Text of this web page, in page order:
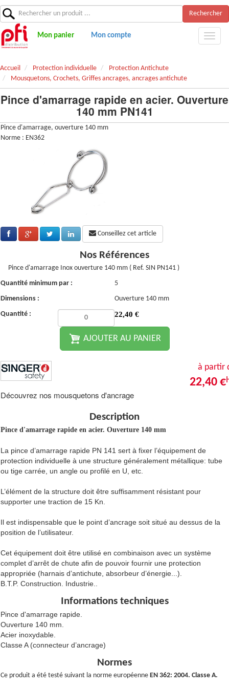
Rechercher
Mon panier Mon compte
Accueil Protection individuelle
Protection Antichute
Mousquetons, Crochets, Griffes ancrages, ancrages antichute
Pince d'amarrage rapide en acier. Ouverture
140 mm PN141
Pince d'amarrage, ouverture 140 mm
Norme : EN362
Conseillez cet article
Nos Références
Pince d'amarrage Inox ouverture 140 mm ( Ref. SIN PN141 )
Quantité minimum par :
5
Dimensions :
Ouverture 140 mm
Quantité :
22,40 €
AJOUTER AU PANIER
à partir
22,40 €
Découvrez nos mousquetons d'ancrage
Description
Pince d'amarrage rapide en acier. Ouverture 140 mm
La pince d’amarrage rapide PN 141 sert à fixer l’équipement de
protection individuelle à une structure généralement métallique: tube
ou tige carrée, un angle ou profilé en U, etc.
L’élément de la structure doit être suffisamment résistant pour
supporter une traction de 15 Kn.
Il est indispensable que le point d’ancrage soit situé au dessus de la
position de l’utilisateur.
Cet équipement doit être utilisé en combinaison avec un système
complet d’arrêt de chute afin de pouvoir fournir une protection
appropriée (harnais d’antichute, absorbeur d’énergie...).
B.T.P. Construction. Industrie..
Informations techniques
Pince d'amarrage rapide.
Ouverture 140 mm.
Acier inoxydable.
Classe A (connecteur d’ancrage)
Normes
Ce produit a été testé suivant la norme européenne EN 362: 2004. Classe A.